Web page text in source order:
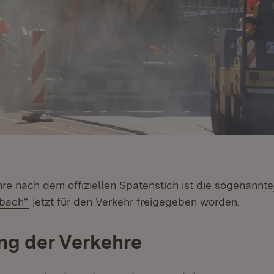
nach dem offiziellen Spatenstich ist die sogenannte
(Öffnet in neuem Fenster)
jetzt für den Verkehr freigegeben worden.
der Verkehre